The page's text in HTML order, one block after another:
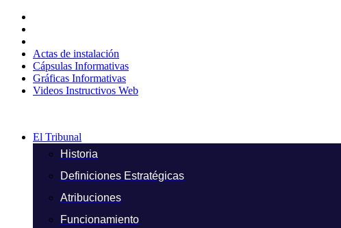
contenido
Actas de instalación
Cápsulas Informativas
Gráficas Informativas
Videos Instructivos Web
El Tribunal
Historia
Definiciones Estratégicas
Atribuciones
Funcionamiento